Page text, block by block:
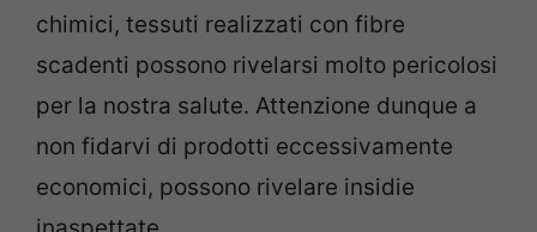
chimici, tessuti realizzati con fibre
scadenti possono rivelarsi molto pericolosi
per la nostra salute. Attenzione dunque a
non fidarvi di prodotti eccessivamente
economici, possono rivelare insidie